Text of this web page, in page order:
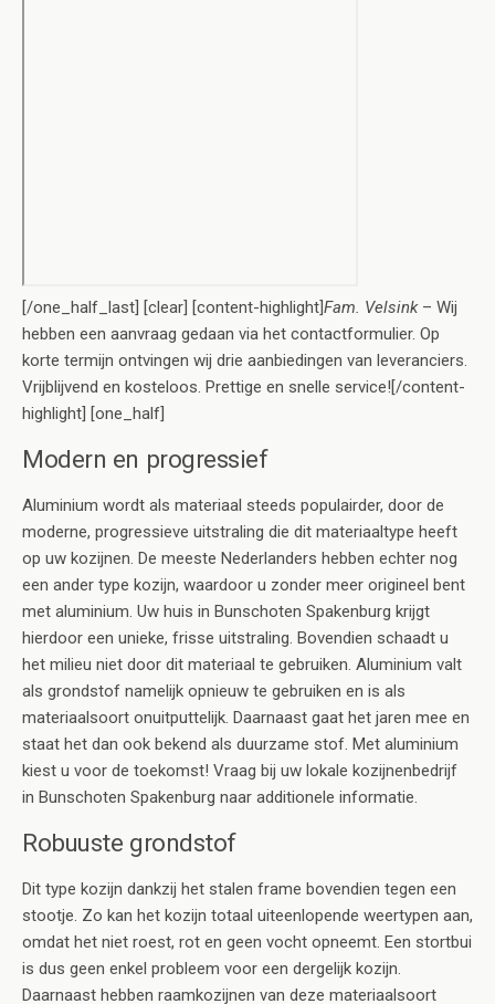
[/one_half_last] [clear] [content-highlight]Fam. Velsink– Wij
hebben een aanvraag gedaan via het contactformulier. Op
korte termijn ontvingen wij drie aanbiedingen van leveranciers.
Vrijblijvend en kosteloos. Prettige en snelle service![/content-
highlight] [one_half]
Modern en progressief
Aluminium wordt als materiaal steeds populairder, door de
moderne, progressieve uitstraling die dit materiaaltype heeft
op uw kozijnen. De meeste Nederlanders hebben echter nog
een ander type kozijn, waardoor u zonder meer origineel bent
met aluminium. Uw huis in Bunschoten Spakenburg krijgt
hierdoor een unieke, frisse uitstraling. Bovendien schaadt u
het milieu niet door dit materiaal te gebruiken. Aluminium valt
als grondstof namelijk opnieuw te gebruiken en is als
materiaalsoort onuitputtelijk. Daarnaast gaat het jaren mee en
staat het dan ook bekend als duurzame stof. Met aluminium
kiest u voor de toekomst! Vraag bij uw lokale kozijnenbedrijf
in Bunschoten Spakenburg naar additionele informatie.
Robuuste grondstof
Dit type kozijn dankzij het stalen frame bovendien tegen een
stootje. Zo kan het kozijn totaal uiteenlopende weertypen aan,
omdat het niet roest, rot en geen vocht opneemt. Een stortbui
is dus geen enkel probleem voor een dergelijk kozijn.
Daarnaast hebben raamkozijnen van deze materiaalsoort